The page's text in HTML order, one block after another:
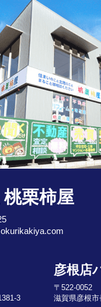
栗柿屋
3
彦根店
〒522-0052
滋賀県彦根